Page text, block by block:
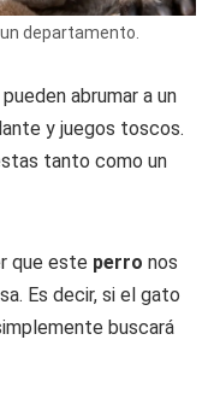
departamento.
abrumar a un
y juegos toscos.
tanto como un
que este perro nos
Es decir, si el gato
buscará